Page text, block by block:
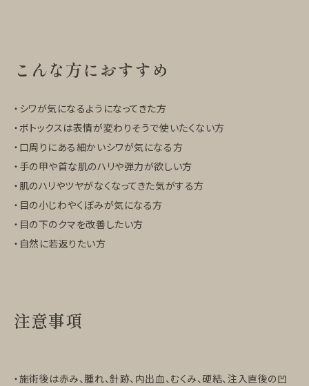
こんな方におすすめ
・シワが気になるようになってきた方
・ボトックスは表情が変わりそうで使いたくない方
・口周りにある細かいシワが気になる方
・手の甲や首な肌のハリや弾力が欲しい方
・肌のハリやツヤがなくなってきた気がする方
・目の小じわやくぼみが気になる方
・目の下のクマを改善したい方
・自然に若返りたい方
注意事項
・施術後は赤み、腫れ、針跡、内出血、むくみ、硬結、注入直後の凹